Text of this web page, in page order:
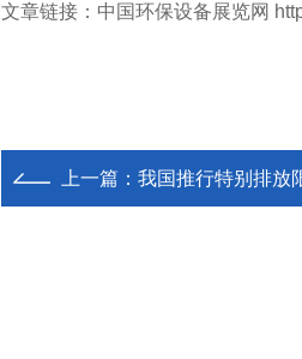
文章链接：中国环保设备展览网
上一篇： 我国推行特别排放